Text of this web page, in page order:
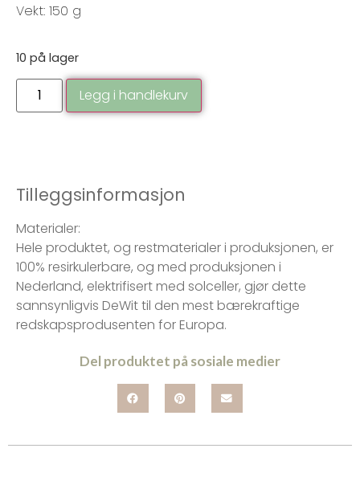
Vekt: 150 g
10 på lager
Legg i handlekurv
Tilleggsinformasjon
Materialer:
Hele produktet, og restmaterialer i produksjonen, er
100% resirkulerbare, og med produksjonen i
Nederland, elektrifisert med solceller, gjør dette
sannsynligvis DeWit til den mest bærekraftige
redskapsprodusenten for Europa.
Del produktet på sosiale medier